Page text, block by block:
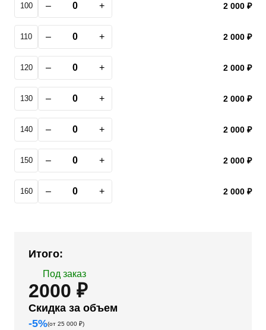
100 – + 2 000 ₽
110 – + 2 000 ₽
120 – + 2 000 ₽
130 – + 2 000 ₽
140 – + 2 000 ₽
150 – + 2 000 ₽
160 – + 2 000 ₽
Итого:
Под заказ
2000 ₽
Скидка за объем
-5%(от 25 000 ₽)